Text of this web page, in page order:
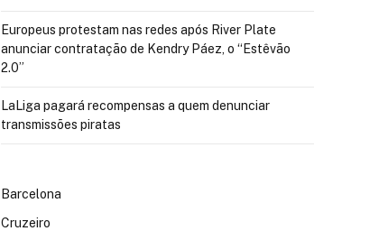
Europeus protestam nas redes após River Plate
anunciar contratação de Kendry Páez, o “Estêvão
2.0”
LaLiga pagará recompensas a quem denunciar
transmissões piratas
Barcelona
Cruzeiro